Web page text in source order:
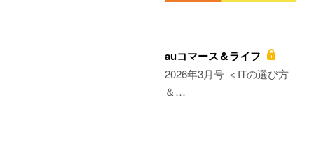
auコマース＆ライフ
2026年3月号 ＜ITの選び方
＆…